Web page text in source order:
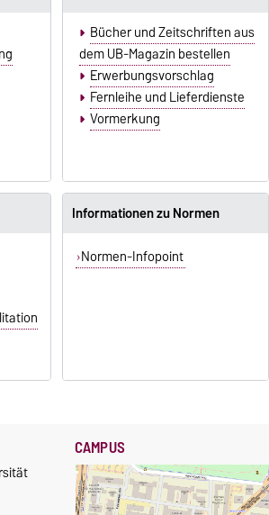
Bücher und Zeitschriften aus
dem UB-Magazin bestellen
Erwerbungsvorschlag
Fernleihe und Lieferdienste
Vormerkung
Informationen zu Normen
Normen-Infopoint
CAMPUS